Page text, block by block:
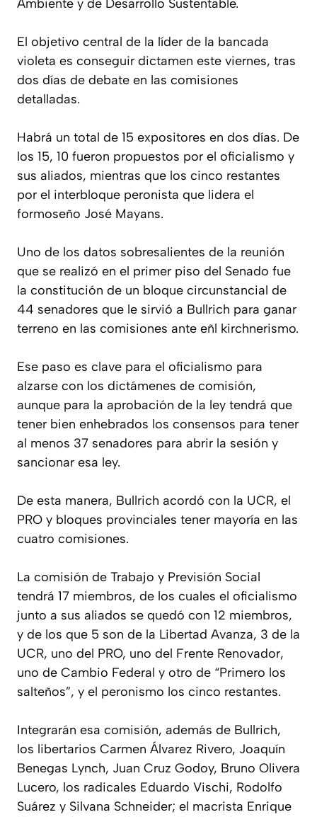
Ambiente y de Desarrollo Sustentable.
El objetivo central de la líder de la bancada
violeta es conseguir dictamen este viernes, tras
dos días de debate en las comisiones
detalladas.
Habrá un total de 15 expositores en dos días. De
los 15, 10 fueron propuestos por el oficialismo y
sus aliados, mientras que los cinco restantes
por el interbloque peronista que lidera el
formoseño José Mayans.
Uno de los datos sobresalientes de la reunión
que se realizó en el primer piso del Senado fue
la constitución de un bloque circunstancial de
44 senadores que le sirvió a Bullrich para ganar
terreno en las comisiones ante eñl kirchnerismo.
Ese paso es clave para el oficialismo para
alzarse con los dictámenes de comisión,
aunque para la aprobación de la ley tendrá que
tener bien enhebrados los consensos para tener
al menos 37 senadores para abrir la sesión y
sancionar esa ley.
De esta manera, Bullrich acordó con la UCR, el
PRO y bloques provinciales tener mayoría en las
cuatro comisiones.
La comisión de Trabajo y Previsión Social
tendrá 17 miembros, de los cuales el oficialismo
junto a sus aliados se quedó con 12 miembros,
y de los que 5 son de la Libertad Avanza, 3 de la
UCR, uno del PRO, uno del Frente Renovador,
uno de Cambio Federal y otro de “Primero los
salteños”, y el peronismo los cinco restantes.
Integrarán esa comisión, además de Bullrich,
los libertarios Carmen Álvarez Rivero, Joaquín
Benegas Lynch, Juan Cruz Godoy, Bruno Olivera
Lucero, los radicales Eduardo Vischi, Rodolfo
Suárez y Silvana Schneider; el macrista Enrique